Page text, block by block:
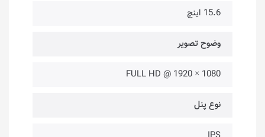
15.6 اینچ
وضوح تصویر
1080 × 1920 @ FULL HD
نوع پنل